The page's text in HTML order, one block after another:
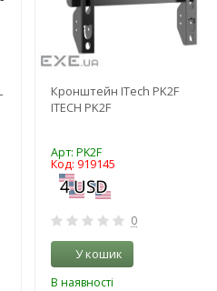
Кронштейн ITech PK2F
ITECH PK2F
Арт: PK2F
Код: 919145
0
У кошик
В наявності